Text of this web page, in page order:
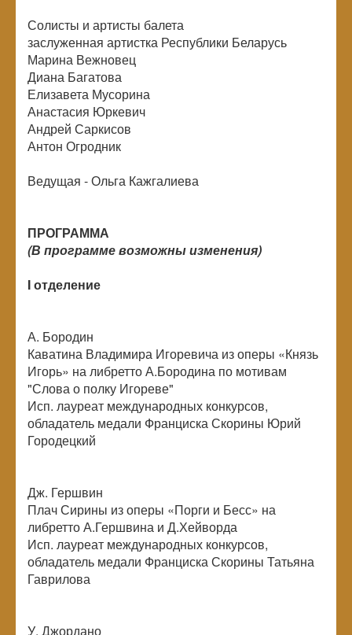
Солисты и артисты балета
заслуженная артистка Республики Беларусь
Марина Вежновец
Диана Багатова
Елизавета Мусорина
Анастасия Юркевич
Андрей Саркисов
Антон Огродник
Ведущая - Ольга Кажгалиева
ПРОГРАММА
(В программе возможны изменения)
I отделение
А. Бородин
Каватина Владимира Игоревича из оперы «Князь
Игорь» на либретто А.Бородина по мотивам
"Слова о полку Игореве"
Исп. лауреат международных конкурсов,
обладатель медали Франциска Скорины Юрий
Городецкий
Дж. Гершвин
Плач Сирины из оперы «Порги и Бесс» на
либретто А.Гершвина и Д.Хейворда
Исп. лауреат международных конкурсов,
обладатель медали Франциска Скорины Татьяна
Гаврилова
У. Джордано